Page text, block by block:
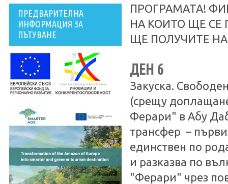
ПРЕДВАРИТЕЛНА
ИНФОРМАЦИЯ ЗА
ПЪТУВАНЕ
ПРОГРАМАТА!
НА КОИТО ЩЕ СЕ
ЩЕ ПОЛУЧИТЕ
ДЕН 6
Закуска.
(срещу
Ферари" в Абу
трансфер –
единствен по
и разказва по
"Ферари" чрез